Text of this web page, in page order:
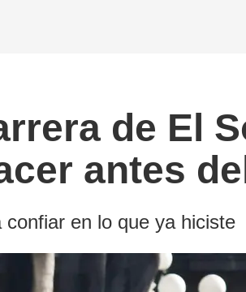
de El
antes
en lo que ya hiciste